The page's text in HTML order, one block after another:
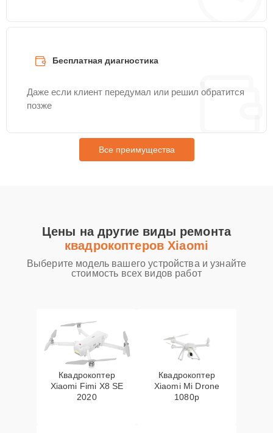
Бесплатная диагностика
Даже если клиент передумал или решил обратится
позже
Все преимущества
Цены на другие виды ремонта
квадрокоптеров Xiaomi
Выберите модель вашего устройства и узнайте
стоимость всех видов работ
Квадрокоптер
Xiaomi Fimi X8 SE
2020
Квадрокоптер
Xiaomi Mi Drone
1080p